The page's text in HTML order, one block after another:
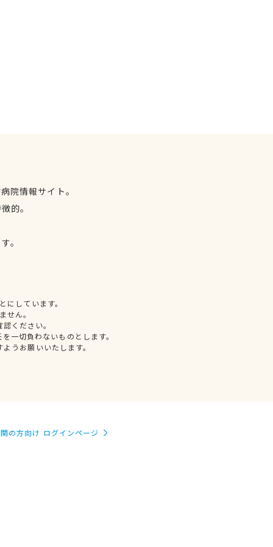
院情報サイト。
的。
。
しています。
せん。
ください。
一切負わないものとします。
うお願いいたします。
の方向け ログインページ